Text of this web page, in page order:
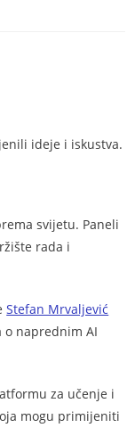
ideje i iskustva.
svijetu. Paneli
rada i
Stefan Mrvaljević
o naprednim AI
za učenje i
mogu primijeniti